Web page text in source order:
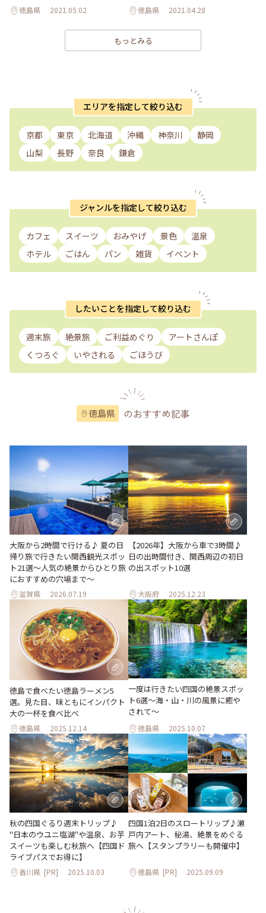
徳島県 2021.05.02 徳島県 2021.04.28
もっとみる
エリアを指定して絞り込む
京都 東京 北海道 沖縄 神奈川
静岡
山梨
長野 奈良 鎌倉
ジャンルを指定して絞り込む
カフェ スイーツ おみやげ 景色
温泉
ホテル
ごはん パン 雑貨 イベント
したいことを指定して絞り込む
週末旅 絶景旅 ご利益めぐり
アートさんぽ
くつろぐ
いやされる ごほうび
徳島県 のおすすめ記事
大阪から2時間で行ける♪ 夏の日
帰り旅で行きたい関西観光スポッ
ト21選～人気の絶景からひとり旅
におすすめの穴場まで～
滋賀県 2026.07.19
【2026年】大阪から車で3時間♪
日の出時間付き、関西周辺の初日
の出スポット10選
大阪府 2025.12.23
徳島で食べたい徳島ラーメン5
選。見た目、味ともにインパクト
大の一杯を食べ比べ
徳島県 2025.12.14
一度は行きたい四国の絶景スポッ
ト6選〜海・山・川の風景に癒や
されて〜
徳島県 2025.10.07
秋の四国ぐるり週末トリップ♪
"日本のウユニ塩湖"や温泉、お芋
スイーツも楽しむ秋旅へ【四国ド
ライブパスでお得に】
香川県 [PR] 2025.10.03
四国1泊2日のスロートリップ♪瀬
戸内アート、秘湯、絶景をめぐる
旅へ【スタンプラリーも開催中】
徳島県 [PR] 2025.09.09